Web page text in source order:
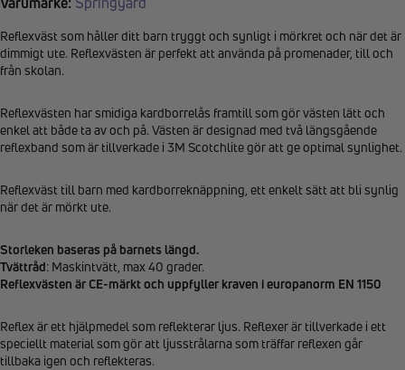
Reflexväst som håller ditt barn tryggt och synligt i mörkret och när det är
dimmigt ute. Reflexvästen är perfekt att använda på promenader, till och
från skolan.
Reflexvästen har smidiga kardborrelås framtill som gör västen lätt och
enkel att både ta av och på. Västen är designad med två längsgående
reflexband som är tillverkade i 3M Scotchlite gör att ge optimal synlighet.
Reflexväst till barn med kardborreknäppning, ett enkelt sätt att bli synlig
när det är mörkt ute.
Storleken baseras på barnets längd.
Tvättråd: Maskintvätt, max 40 grader.
Reflexvästen är CE-märkt och uppfyller kraven i europanorm EN 1150
Reflex är ett hjälpmedel som reflekterar ljus. Reflexer är tillverkade i ett
speciellt material som gör att ljusstrålarna som träffar reflexen går
tillbaka igen och reflekteras.